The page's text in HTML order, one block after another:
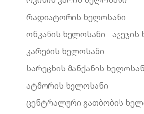
რადიატორის ხელოსანი
ონკანის ხელოსანი
ავეჯის
კარების ხელოსანი
სარეცხის მანქანის
ატმორის ხელოსანი
ცენტრალური გათბობის